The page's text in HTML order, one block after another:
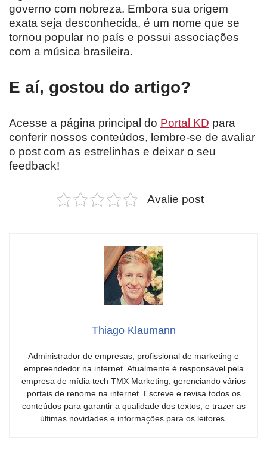
governo com nobreza. Embora sua origem
exata seja desconhecida, é um nome que se
tornou popular no país e possui associações
com a música brasileira.
E aí, gostou do artigo?
Acesse a página principal do Portal KD para
conferir nossos conteúdos, lembre-se de avaliar
o post com as estrelinhas e deixar o seu
feedback!
Avalie post
Thiago Klaumann
Administrador de empresas, profissional de marketing e
empreendedor na internet. Atualmente é responsável pela
empresa de mídia tech TMX Marketing, gerenciando vários
portais de renome na internet. Escreve e revisa todos os
conteúdos para garantir a qualidade dos textos, e trazer as
últimas novidades e informações para os leitores.